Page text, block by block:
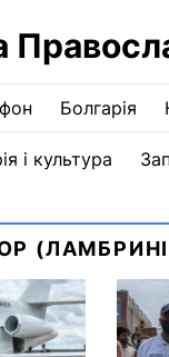
Болгарія
і культура